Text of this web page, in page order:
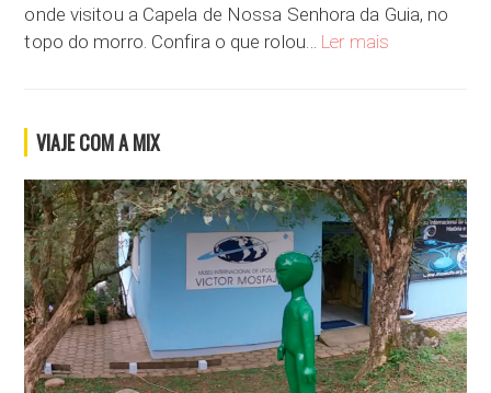
onde visitou a Capela de Nossa Senhora da Guia, no
topo do morro. Confira o que rolou… Ler mais
VIAJE COM A MIX